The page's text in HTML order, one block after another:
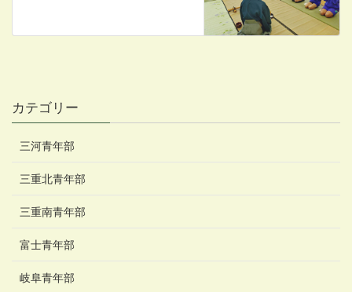
カテゴリー
三河青年部
三重北青年部
三重南青年部
富士青年部
岐阜青年部